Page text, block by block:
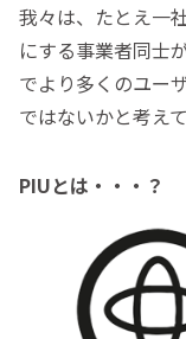
我々は、たとえ一
にする事業者同士
でより多くのユー
ではないかと考えて
PIUとは・・・？